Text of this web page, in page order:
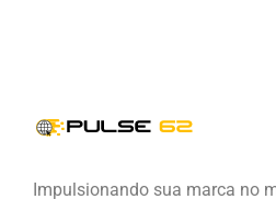
Impulsionando sua marca no